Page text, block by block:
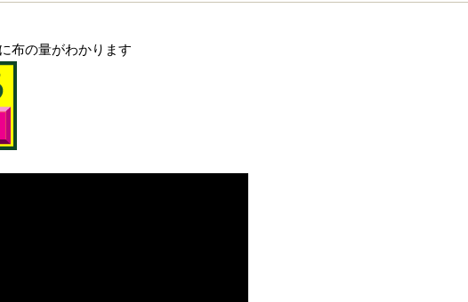
布の量がわかります